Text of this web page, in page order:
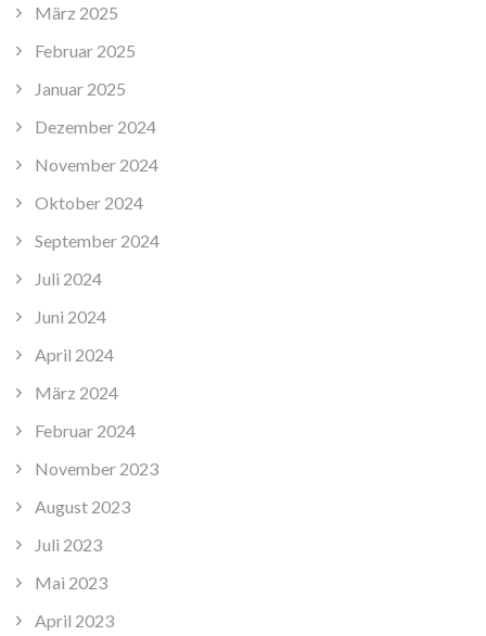
März 2025
Februar 2025
Januar 2025
Dezember 2024
November 2024
Oktober 2024
September 2024
Juli 2024
Juni 2024
April 2024
März 2024
Februar 2024
November 2023
August 2023
Juli 2023
Mai 2023
April 2023